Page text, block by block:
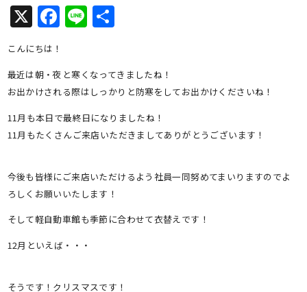
X Facebook
Line共
こんにちは！
最近は朝・夜と寒くなってきましたね！
お出かけされる際はしっかりと防寒をしてお出かけくださいね！
11月も本日で最終日になりましたね！
11月もたくさんご来店いただきましてありがとうございます！
今後も皆様にご来店いただけるよう社員一同努めてまいりますのでよ
ろしくお願いいたします！
そして軽自動車館も季節に合わせて衣替えです！
12月といえば・・・
そうです！クリスマスです！